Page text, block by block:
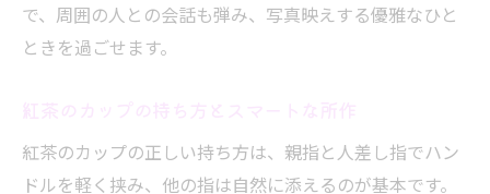
で、周囲の人との会話も弾み、写真映えする優雅なひと
ときを過ごせます。
紅茶のカップの正しい持ち方は、親指と人差し指でハン
ドルを軽く挟み、他の指は自然に添えるのが基本です。